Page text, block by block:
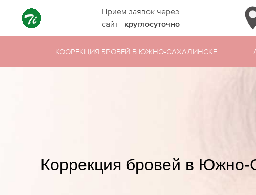
Прием заявок через
сайт - круглосуточно
КООРЕКЦИЯ БРОВЕЙ В ЮЖНО-САХАЛИНСКЕ
Коррекция бровей в Южно-